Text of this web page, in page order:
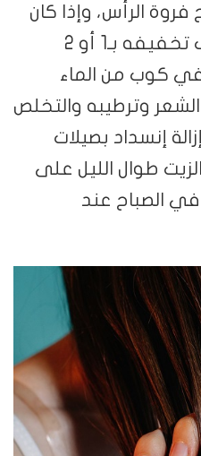
الرأس، وإذا كان
الزيت يسبب التهيج، يجب تخفيفه بـ1 أو 2
كوب من الماء
وترطيبه والتخلص
إنسداد بصيلات
طوال الليل على
الصباح عند